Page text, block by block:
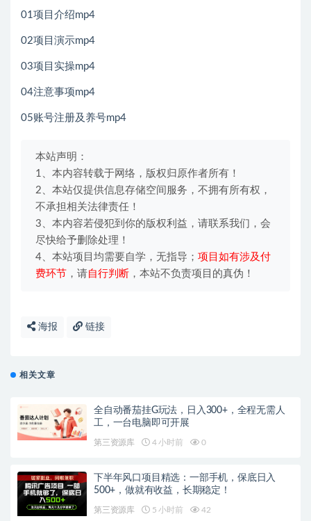
01项目介绍mp4
02项目演示mp4
03项目实操mp4
04注意事项mp4
05账号注册及养号mp4
本站声明：
1、本内容转载于网络，版权归原作者所有！
2、本站仅提供信息存储空间服务，不拥有所有权，
不承担相关法律责任！
3、本内容若侵犯到你的版权利益，请联系我们，会
尽快给予删除处理！
4、本站项目均需要自学，无指导； 项目如有涉及付
费环节 ，请自行判断 ，本站不负责项目的真伪！
海报 链接
相关文章
全自动番茄挂G玩法，日入300+，全程无需人
工，一台电脑即可开展
第三资源库 4 小时前 0
下半年风口项目精选：一部手机，保底日入
500+，做就有收益，长期稳定！
第三资源库 5 小时前 42